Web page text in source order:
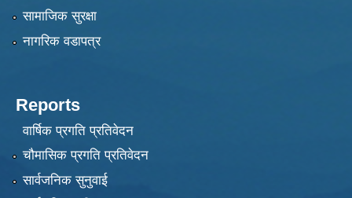
सामाजिक सुरक्षा
नागरिक वडापत्र
Reports
वार्षिक प्रगति प्रतिवेदन
चौमासिक प्रगति प्रतिवेदन
सार्वजनिक सुनुवाई